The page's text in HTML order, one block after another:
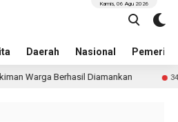
Daerah Nasional
Kamis, 06 Agu 2026
34 menit lalu Sidang Perdata